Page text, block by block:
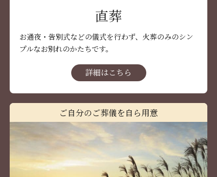
直葬
お通夜・告別式などの儀式を行わず、火葬のみのシン
プルなお別れのかたちです。
詳細はこちら
ご自分のご葬儀を自ら用意